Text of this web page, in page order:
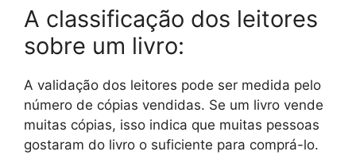
A classificação dos leitores
sobre um livro:
A validação dos leitores pode ser medida pelo
número de cópias vendidas. Se um livro vende
muitas cópias, isso indica que muitas pessoas
gostaram do livro o suficiente para comprá-lo.